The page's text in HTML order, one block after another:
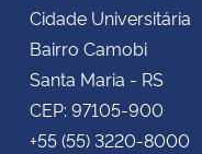
Cidade Universitária
Bairro Camobi
Santa Maria - RS
CEP: 97105-900
+55 (55) 3220-8000